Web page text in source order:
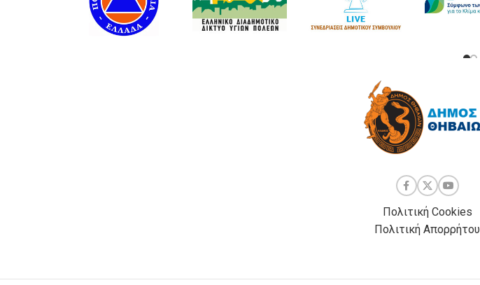
Πολιτική Cookies
Πολιτική Απορρήτου